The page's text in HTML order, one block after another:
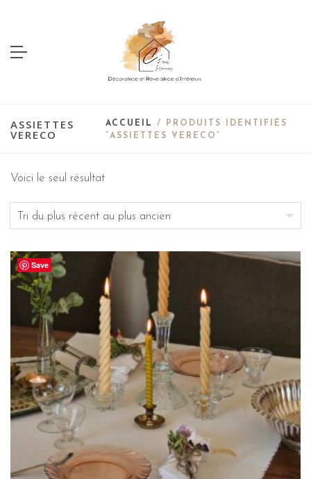
ASSIETTES
VERECO
ACCUEIL
/ PRODUITS IDENTIFIÉS
“ASSIETTES VERECO”
Voici le seul résultat
Save